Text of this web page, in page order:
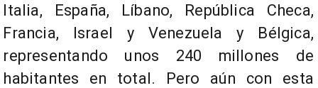
Italia, España, Líbano, República Checa,
Francia, Israel y Venezuela y Bélgica,
representando unos 240 millones de
habitantes en total. Pero aún con esta